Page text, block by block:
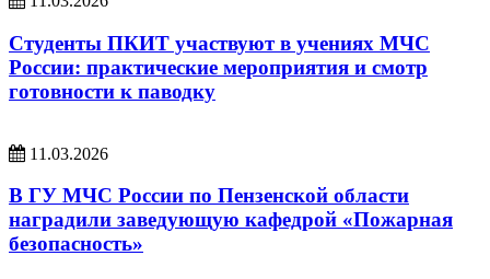
Студенты ПКИТ участвуют в учениях МЧС
России: практические мероприятия и смотр
готовности к паводку
11.03.2026
В ГУ МЧС России по Пензенской области
наградили заведующую кафедрой «Пожарная
безопасность»